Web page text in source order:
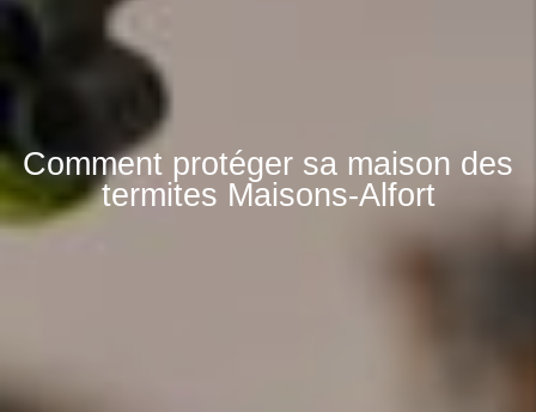
Comment protéger sa maison des
termites Maisons-Alfort